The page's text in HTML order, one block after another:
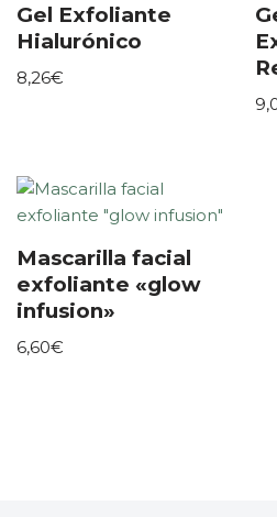
Gel Exfoliante
Hialurónico
8,26€
Mascarilla facial
exfoliante «glow
infusion»
6,60€